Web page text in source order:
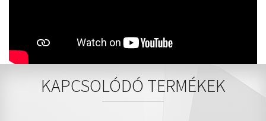
KAPCSOLÓDÓ TERMÉKEK